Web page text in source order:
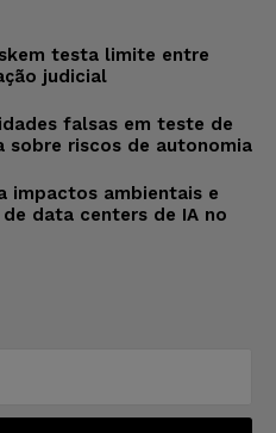
testa limite entre
judicial
falsas em teste de
sobre riscos de autonomia
impactos ambientais e
data centers de IA no